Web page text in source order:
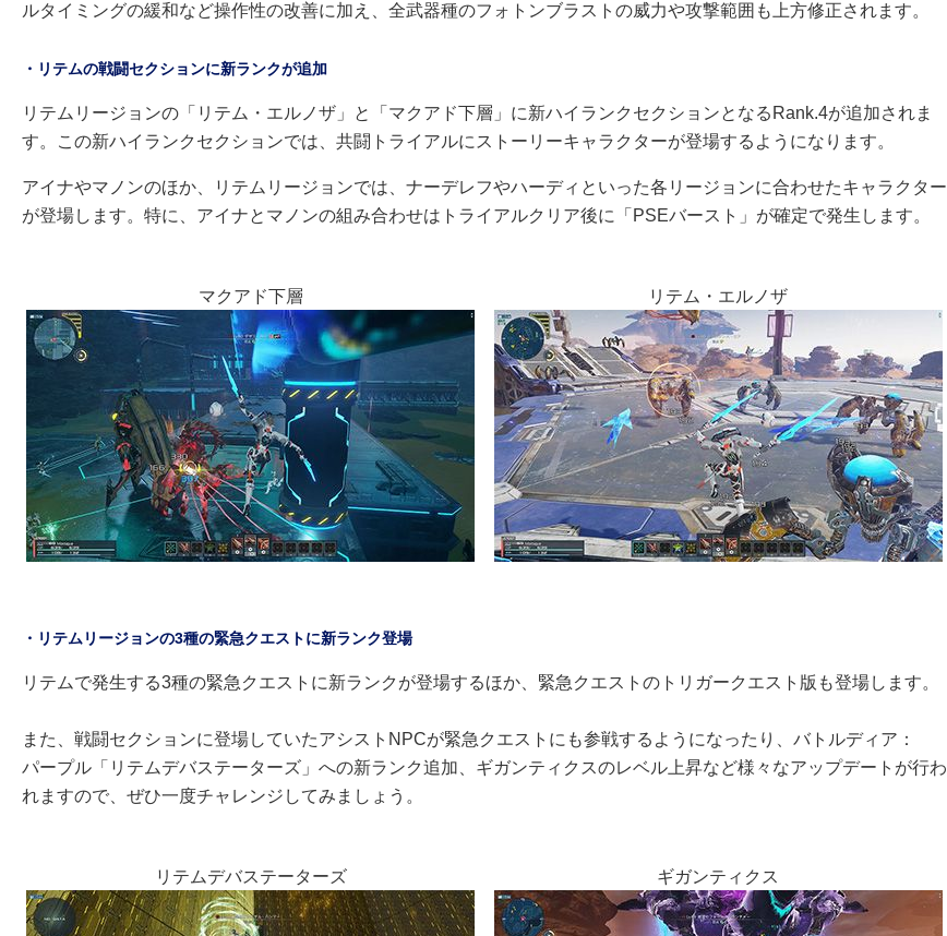
ルタイミングの緩和など操作性の改善に加え、全武器種のフォトンブラストの威力や攻撃範囲も上方修正されます。
・リテムの戦闘セクションに新ランクが追加
リテムリージョンの「リテム・エルノザ」と「マクアド下層」に新ハイランクセクションとなるRank.4が追加されま
す。この新ハイランクセクションでは、共闘トライアルにストーリーキャラクターが登場するようになります。
アイナやマノンのほか、リテムリージョンでは、ナーデレフやハーディといった各リージョンに合わせたキャラクター
が登場します。特に、アイナとマノンの組み合わせはトライアルクリア後に「PSEバースト」が確定で発生します。
マクアド下層 リテム・エルノザ
・リテムリージョンの3種の緊急クエストに新ランク登場
リテムで発生する3種の緊急クエストに新ランクが登場するほか、緊急クエストのトリガークエスト版も登場します。
また、戦闘セクションに登場していたアシストNPCが緊急クエストにも参戦するようになったり、バトルディア：
パープル「リテムデバステーターズ」への新ランク追加、ギガンティクスのレベル上昇など様々なアップデートが行わ
れますので、ぜひ一度チャレンジしてみましょう。
リテムデバステーターズ ギガンティクス